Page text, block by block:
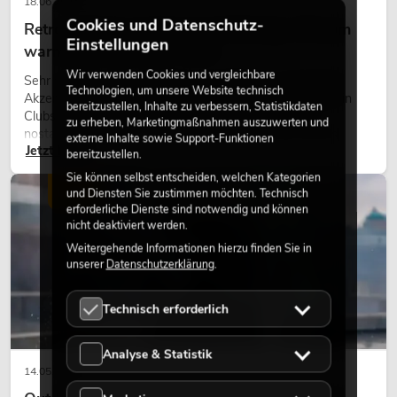
Retro-Licht im modernen Lichtdesign: Warum
warmes Licht wieder wirkt
Sehr warmes Licht, sichtbare Leuchtflächen und farbige
Akzente prägen viele aktuelle Lichtdesigns auf Bühnen, in
Clubs und bei Events. Retro-Licht ist dabei kein rein
nostalgischer Effekt, sondern ein bewusst eingesetztes
Gestaltungsmittel: Es schafft Atmosphäre, gibt Szenen
Charakter und kann technische LED-Setups emotionaler
wirken lassen.
Jetzt lesen
14.05.2026
LICHT
Cookies und Datenschutz-
Einstellungen
Wir verwenden Cookies und vergleichbare
Technologien, um unsere Website technisch
bereitzustellen, Inhalte zu verbessern, Statistikdaten
zu erheben, Marketingmaßnahmen auszuwerten und
externe Inhalte sowie Support-Funktionen
bereitzustellen.
Sie können selbst entscheiden, welchen Kategorien
und Diensten Sie zustimmen möchten. Technisch
erforderliche Dienste sind notwendig und können
nicht deaktiviert werden.
Weitergehende Informationen hierzu finden Sie in
unsererDatenschutzerklärung.
Technisch erforderlich
Analyse & Statistik